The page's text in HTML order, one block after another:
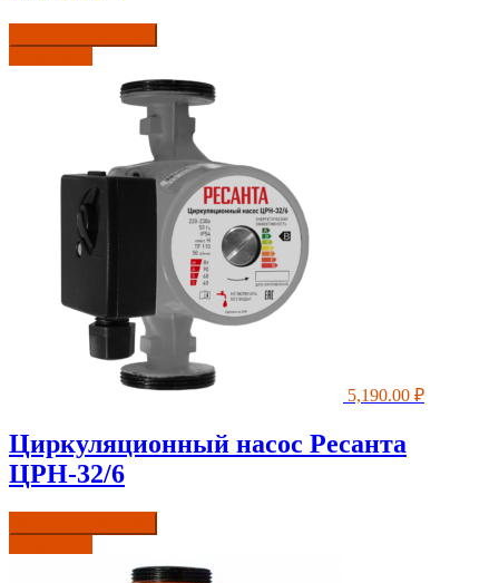
5,190.00 ₽
Циркуляционный насос Ресанта
ЦРН-32/6